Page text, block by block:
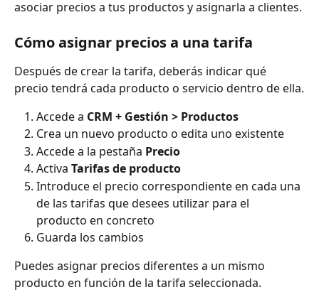
asociar precios a tus productos y asignarla a clientes.
Cómo asignar precios a una tarifa
Después de crear la tarifa, deberás indicar qué
precio tendrá cada producto o servicio dentro de ella.
Accede a CRM + Gestión > Productos
Crea un nuevo producto o edita uno existente
Accede a la pestaña Precio
Activa Tarifas de producto
Introduce el precio correspondiente en cada una
de las tarifas que desees utilizar para el
producto en concreto
Guarda los cambios
Puedes asignar precios diferentes a un mismo
producto en función de la tarifa seleccionada.